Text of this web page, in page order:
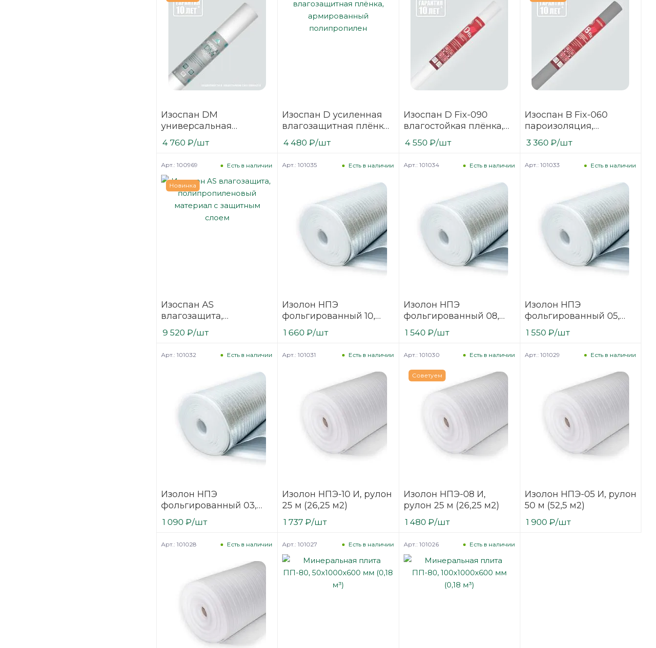
Изоспан DM
универсальная
пароизоляция,
полипропилен
4 760 ₽/шт
Изоспан D усиленная
влагозащитная плёнка,
армированный
полипропилен
4 480 ₽/шт
Изоспан D Fix-090
влагостойкая плёнка,
полипропилен
4 550 ₽/шт
Изоспан B Fix-060
пароизоляция,
полипропиленовое
волокно
3 360 ₽/шт
Новинка
Изоспан AS
влагозащита,
полипропиленовый
материал с защитным
Есть в наличии
Арт.: 100969
9 520 ₽/шт
Изолон НПЭ
фольгированный 10,
рулон 17,2м (18 м2)
Есть в наличии
Арт.: 101035
1 660 ₽/шт
Изолон НПЭ
фольгированный 08,
рулон 17,2м (18 м2)
Есть в наличии
Арт.: 101034
1 540 ₽/шт
Изолон НПЭ
фольгированный 05,
рулон 28,5м (30 м2)
Есть в наличии
Арт.: 101033
1 550 ₽/шт
Изолон НПЭ
фольгированный 03,
рулон 28,5м (30 м2)
Есть в наличии
Арт.: 101032
1 090 ₽/шт
Изолон НПЭ-10 И, рулон
25 м (26,25 м2)
Есть в наличии
Арт.: 101031
1 737 ₽/шт
Советуем
Изолон НПЭ-08 И,
рулон 25 м (26,25 м2)
Есть в наличии
Арт.: 101030
1 480 ₽/шт
Изолон НПЭ-05 И, рулон
50 м (52,5 м2)
Есть в наличии
Арт.: 101029
1 900 ₽/шт
Есть в наличии
Арт.: 101028 Есть в наличии
Арт.: 101027 Есть в наличии
Арт.: 101026